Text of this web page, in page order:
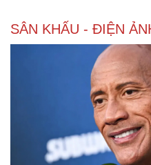
SÂN KHẤU - ĐIỆN